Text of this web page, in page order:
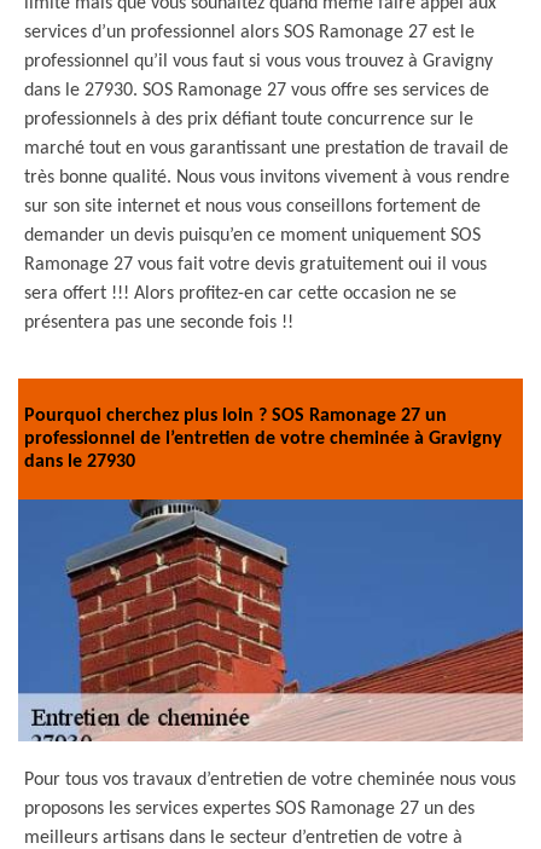
services d’un professionnel alors SOS Ramonage 27 est le
professionnel qu’il vous faut si vous vous trouvez à Gravigny
dans le 27930. SOS Ramonage 27 vous offre ses services de
professionnels à des prix défiant toute concurrence sur le
marché tout en vous garantissant une prestation de travail de
très bonne qualité. Nous vous invitons vivement à vous rendre
sur son site internet et nous vous conseillons fortement de
demander un devis puisqu’en ce moment uniquement SOS
Ramonage 27 vous fait votre devis gratuitement oui il vous
sera offert !!! Alors profitez-en car cette occasion ne se
présentera pas une seconde fois !!
Pourquoi cherchez plus loin ? SOS Ramonage 27 un
professionnel de l’entretien de votre cheminée à Gravigny
dans le 27930
Pour tous vos travaux d’entretien de votre cheminée nous vous
proposons les services expertes SOS Ramonage 27 un des
meilleurs artisans dans le secteur d’entretien de votre à